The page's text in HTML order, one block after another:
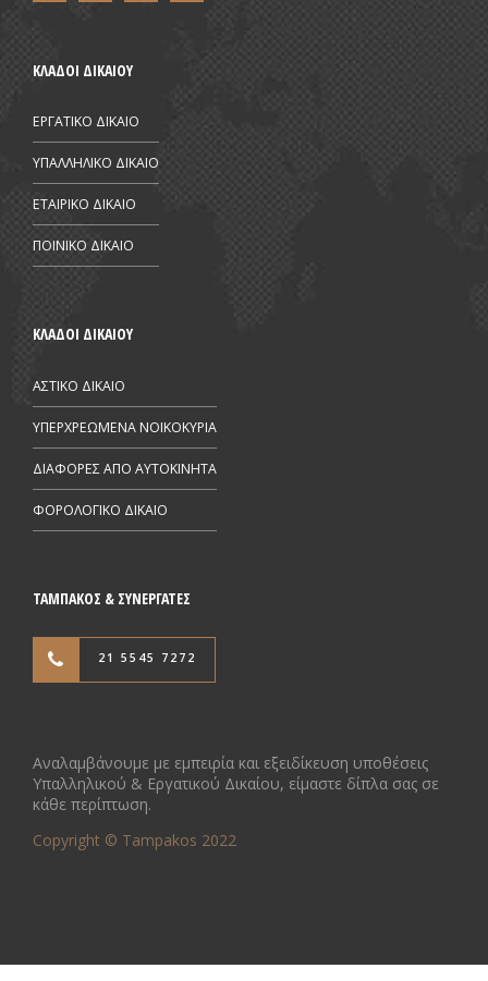
ΚΛΑΔΟΙ ΔΙΚΑΙΟΥ
ΕΡΓΑΤΙΚΟ ΔΙΚΑΙΟ
ΥΠΑΛΛΗΛΙΚΟ ΔΙΚΑΙΟ
ΕΤΑΙΡΙΚΟ ΔΙΚΑΙΟ
ΠΟΙΝΙΚΟ ΔΙΚΑΙΟ
ΚΛΑΔΟΙ ΔΙΚΑΙΟΥ
ΑΣΤΙΚΟ ΔΙΚΑΙΟ
ΥΠΕΡΧΡΕΩΜΕΝΑ ΝΟΙΚΟΚΥΡΙΑ
ΔΙΑΦΟΡΕΣ ΑΠΟ AYTOKINHTA
ΦΟΡΟΛΟΓΙΚΟ ΔΙΚΑΙΟ
ΤΑΜΠΑΚΟΣ & ΣΥΝΕΡΓΑΤΕΣ
21 5545 7272
Αναλαμβάνουμε με εμπειρία και εξειδίκευση υποθέσεις
Υπαλληλικού & Εργατικού Δικαίου, είμαστε δίπλα σας σε
κάθε περίπτωση.
Copyright © Tampakos 2022